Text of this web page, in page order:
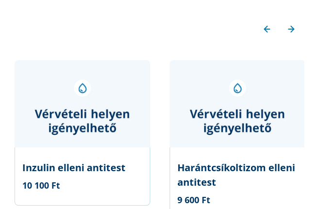
Inzulin elleni antitest
10 100 Ft
Harántcsíkoltizom elleni
antitest
9 600 Ft